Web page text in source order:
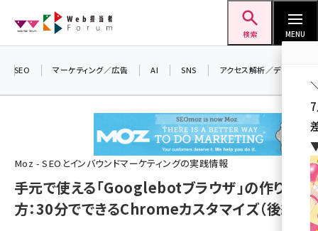
ン
検索 MENU
seo (3523)
ai (2804)
youtube (2429)
SEO マーケティング／広告 AI SNS アクセス解析／データ分析
Moz - SEOとインバウンドマーケティングの実践情報
手元で使える「Googlebotブラウザ」の作り
方：30分でできるChromeカスタマイズ（後編）